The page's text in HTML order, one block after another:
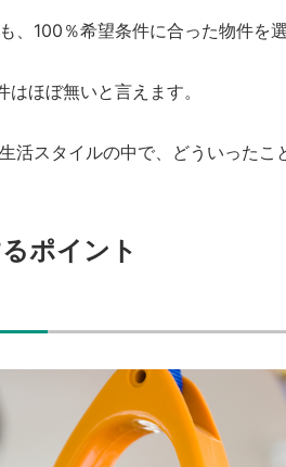
、100％希望条件に合った物件を
ほぼ無いと言えます。
活スタイルの中で、どういった
ポイント